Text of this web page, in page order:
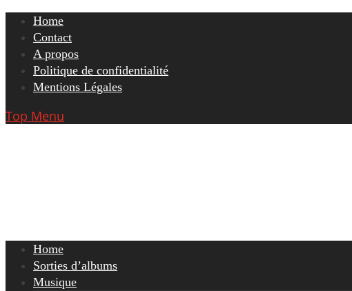
Skip
content
Home
Contact
A propos
Politique de confidentialité
Mentions Légales
Top Menu
Home
Sorties d’albums
Musique